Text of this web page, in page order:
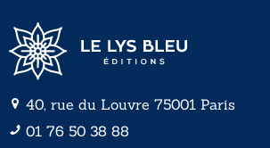
40, rue du Louvre 75001 Paris
01 76 50 38 88